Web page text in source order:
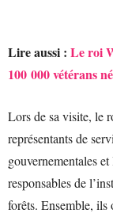
Lire aussi : Le roi
100 000 vétérans
Lors de sa visite, le
représentants de
gouvernementales
responsables de
forêts. Ensemble, ils